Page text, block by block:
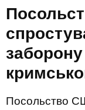
Посольство